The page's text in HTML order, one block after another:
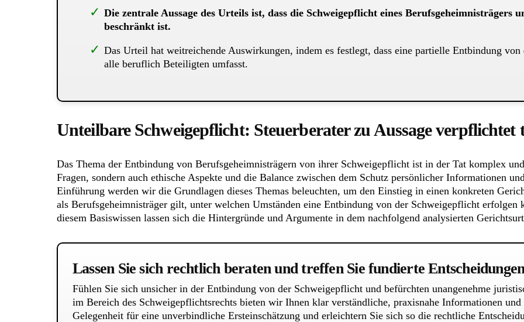
Die zentrale Aussage des Urteils ist, dass die Schweigepflicht eines Berufsgeheimnisträgers
beschränkt ist.
Das Urteil hat weitreichende Auswirkungen, indem es festlegt, dass eine partielle Entbindung
alle beruflich Beteiligten umfasst.
Unteilbare Schweigepflicht: Steuerberater zu Aussage
Das Thema der Entbindung von Berufsgeheimnisträgern von ihrer Schweigepflicht ist in der Tat komplex
Fragen, sondern auch ethische Aspekte und die Balance zwischen dem Schutz persönlicher Informationen
Einführung werden wir die Grundlagen dieses Themas beleuchten, um den Einstieg in einen konkreten
als Berufsgeheimnisträger gilt, unter welchen Umständen eine Entbindung von der Schweigepflicht
diesem Basiswissen lassen sich die Hintergründe und Argumente in dem nachfolgend analysierten
Lassen Sie sich rechtlich beraten und treffen Sie fundierte
Fühlen Sie sich unsicher in der Entbindung von der Schweigepflicht und befürchten unangenehme
im Bereich des Schweigepflichtsrechts bieten wir Ihnen klar verständliche, praxisnahe Informationen
Gelegenheit für eine unverbindliche Ersteinschätzung und erleichtern Sie sich so die rechtliche